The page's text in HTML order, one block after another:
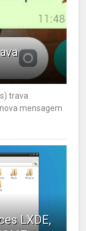
trava
mensagem
LXDE,